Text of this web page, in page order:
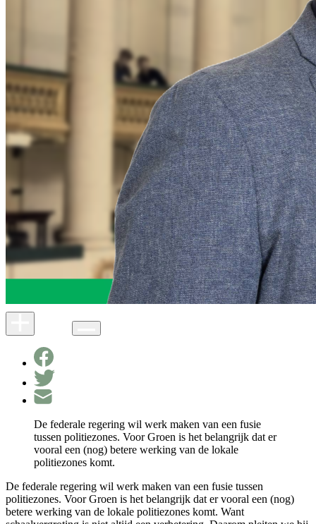
De federale regering wil werk maken van een fusie
tussen politiezones. Voor Groen is het belangrijk dat er
vooral een (nog) betere werking van de lokale
politiezones komt.
De federale regering wil werk maken van een fusie tussen
politiezones. Voor Groen is het belangrijk dat er vooral een (nog)
betere werking van de lokale politiezones komt. Want